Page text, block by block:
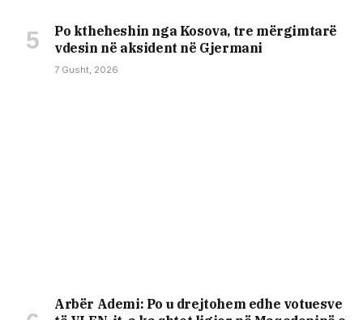
Po ktheheshin nga Kosova, tre mërgimtarë
vdesin në aksident në Gjermani
7 Gusht, 2026
Arbër Ademi: Po u drejtohem edhe votuesve